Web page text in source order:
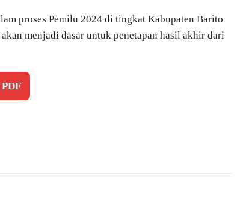
proses Pemilu 2024 di tingkat Kabupaten Barito
menjadi dasar untuk penetapan hasil akhir dari